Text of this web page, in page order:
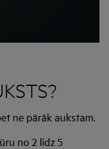
ne pārāk aukstam.
no 2 līdz 5